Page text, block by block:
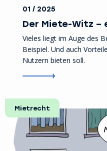
01 / 2025
Der Miete-Witz
Vieles liegt im Auge des
Beispiel. Und auch
Nutzern bieten soll.
Mietrecht